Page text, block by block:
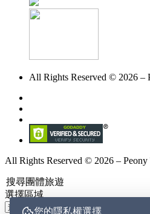
All Rights Reserved © 2026 –
All Rights Reserved © 2026 – Peony
搜尋團體旅遊
選擇區域
您的隱私權選擇